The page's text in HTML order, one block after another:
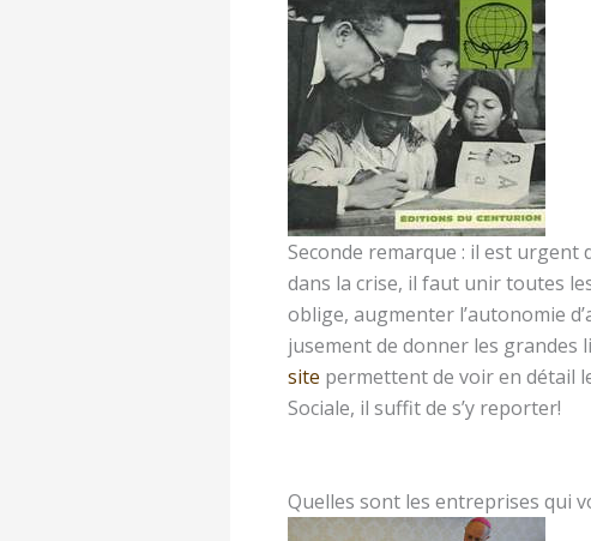
Seconde remarque : il est urgent
dans la crise, il faut unir toutes
oblige, augmenter l’autonomie
jusement de donner les grandes
site permettent de voir en détail
Sociale, il suffit de s’y reporter!
Quelles sont les entreprises qui